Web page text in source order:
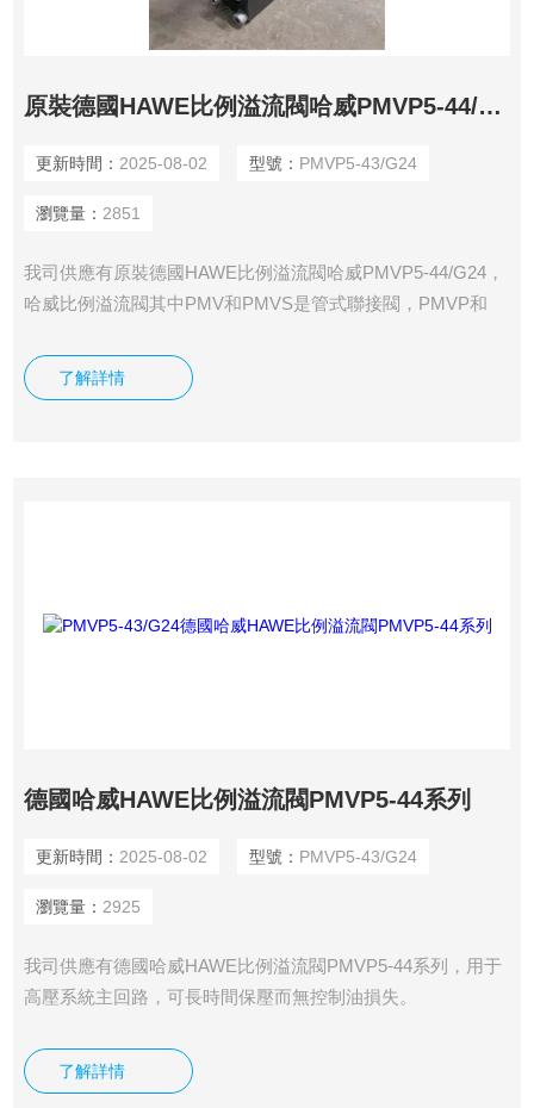
原裝德國HAWE比例溢流閥哈威PMVP5-44/G24
更新時間： 2025-08-02 型號： PMVP5-43/G24
瀏覽量： 2851
我司供應有原裝德國HAWE比例溢流閥哈威PMVP5-44/G24，
哈威比例溢流閥其中PMV和PMVS是管式聯接閥，PMVP和
lpm 。
了解詳情
德國哈威HAWE比例溢流閥PMVP5-44系列
更新時間： 2025-08-02 型號： PMVP5-43/G24
瀏覽量： 2925
我司供應有德國哈威HAWE比例溢流閥PMVP5-44系列，用于
高壓系統主回路，可長時間保壓而無控制油損失。
了解詳情